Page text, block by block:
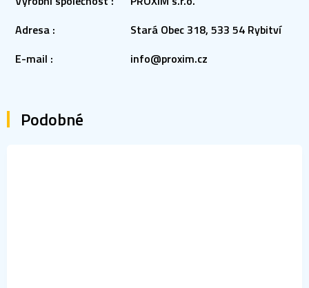
Podobné
Adresa :
Stará Obec 318, 533 54 Rybitví
E-mail : info@proxim.cz